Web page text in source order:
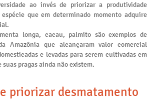
ao invés de priorizar a produtividade
que em determinado momento adquire
longa, cacau, palmito são exemplos de
Amazônia que alcançaram valor comercial
e levadas para serem cultivadas em
pragas ainda não existem.
priorizar desmatamento